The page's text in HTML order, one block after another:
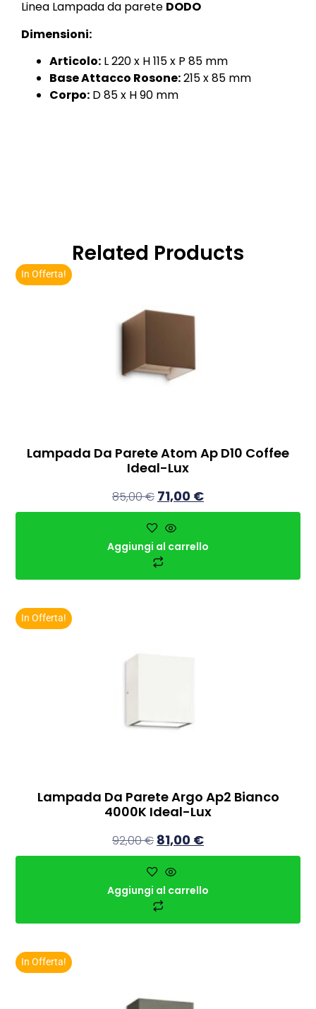
Linea Lampada da parete DODO
Dimensioni:
Articolo: L 220 x H 115 x P 85 mm
Base Attacco Rosone:215 x 85 mm
Corpo: D 85 x H 90 mm
Related Products
In Offerta!
Lampada Da Parete Atom Ap D10 Coffee
Ideal-Lux
85,00€ 71,00 €
Aggiungi al carrello
In Offerta!
Lampada Da Parete Argo Ap2 Bianco
4000K Ideal-Lux
92,00€ 81,00 €
Aggiungi al carrello
In Offerta!